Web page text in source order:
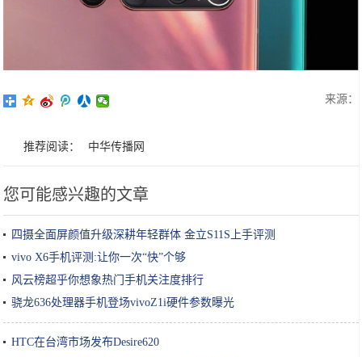
来源：
推荐阅读： 中华传播网
您可能感兴趣的文章
四摄全面屏颜值升级深耕年轻群体 金立S11S上手评测
vivo X6手机评测:让你一次“快”个够
风云榜超乎你想象热门手机关注度排行
骁龙636处理器手机登场vivoZ1i硬件参数曝光
HTC在台湾市场发布Desire620